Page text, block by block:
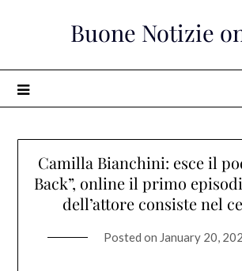
Buone Notizie
Camilla Bianchini: esce il
Back”, online il primo
dell’attore consiste nel
Posted on January 20,